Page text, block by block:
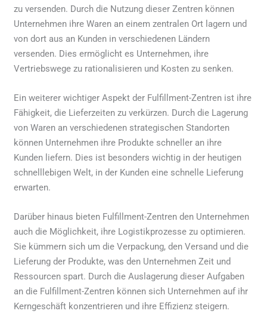
zu versenden. Durch die Nutzung dieser Zentren können
Unternehmen ihre Waren an einem zentralen Ort lagern und
von dort aus an Kunden in verschiedenen Ländern
versenden. Dies ermöglicht es Unternehmen, ihre
Vertriebswege zu rationalisieren und Kosten zu senken.
Ein weiterer wichtiger Aspekt der Fulfillment-Zentren ist ihre
Fähigkeit, die Lieferzeiten zu verkürzen. Durch die Lagerung
von Waren an verschiedenen strategischen Standorten
können Unternehmen ihre Produkte schneller an ihre
Kunden liefern. Dies ist besonders wichtig in der heutigen
schnelllebigen Welt, in der Kunden eine schnelle Lieferung
erwarten.
Darüber hinaus bieten Fulfillment-Zentren den Unternehmen
auch die Möglichkeit, ihre Logistikprozesse zu optimieren.
Sie kümmern sich um die Verpackung, den Versand und die
Lieferung der Produkte, was den Unternehmen Zeit und
Ressourcen spart. Durch die Auslagerung dieser Aufgaben
an die Fulfillment-Zentren können sich Unternehmen auf ihr
Kerngeschäft konzentrieren und ihre Effizienz steigern.